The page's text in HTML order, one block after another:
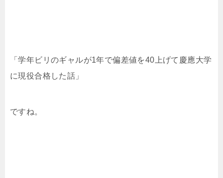
「学年ビリのギャルが1年で偏差値を40上げて慶應大学
に現役合格した話」
ですね。